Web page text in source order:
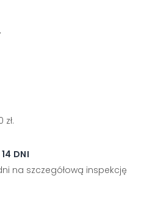
DNI
na szczegółową inspekcję